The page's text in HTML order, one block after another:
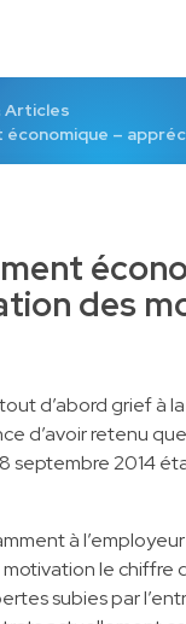
Articles
économique –
des
d’abord grief à
d’avoir retenu
septembre 2014
à
le chiffre
subies par